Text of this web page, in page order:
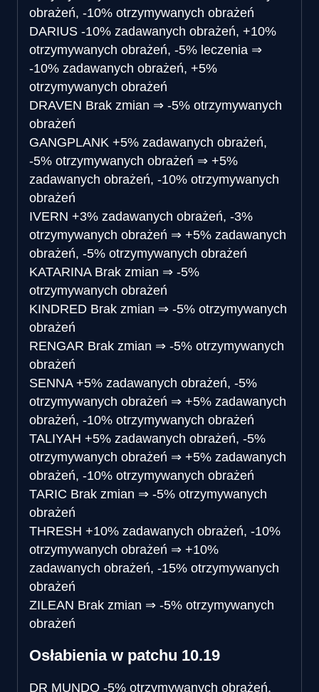
obrażeń, -10% otrzymywanych obrażeń
DARIUS -10% zadawanych obrażeń, +10%
otrzymywanych obrażeń, -5% leczenia ⇒
-10% zadawanych obrażeń, +5%
otrzymywanych obrażeń
DRAVEN Brak zmian ⇒ -5% otrzymywanych
obrażeń
GANGPLANK +5% zadawanych obrażeń,
-5% otrzymywanych obrażeń ⇒ +5%
zadawanych obrażeń, -10% otrzymywanych
obrażeń
IVERN +3% zadawanych obrażeń, -3%
otrzymywanych obrażeń ⇒ +5% zadawanych
obrażeń, -5% otrzymywanych obrażeń
KATARINA Brak zmian ⇒ -5%
otrzymywanych obrażeń
KINDRED Brak zmian ⇒ -5% otrzymywanych
obrażeń
RENGAR Brak zmian ⇒ -5% otrzymywanych
obrażeń
SENNA +5% zadawanych obrażeń, -5%
otrzymywanych obrażeń ⇒ +5% zadawanych
obrażeń, -10% otrzymywanych obrażeń
TALIYAH +5% zadawanych obrażeń, -5%
otrzymywanych obrażeń ⇒ +5% zadawanych
obrażeń, -10% otrzymywanych obrażeń
TARIC Brak zmian ⇒ -5% otrzymywanych
obrażeń
THRESH +10% zadawanych obrażeń, -10%
otrzymywanych obrażeń ⇒ +10%
zadawanych obrażeń, -15% otrzymywanych
obrażeń
ZILEAN Brak zmian ⇒ -5% otrzymywanych
obrażeń
Osłabienia w patchu 10.19
DR MUNDO -5% otrzymywanych obrażeń,